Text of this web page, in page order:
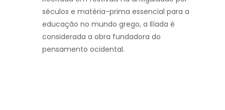
séculos e matéria-prima essencial para a
educação no mundo grego, a Ilíada é
considerada a obra fundadora do
pensamento ocidental.